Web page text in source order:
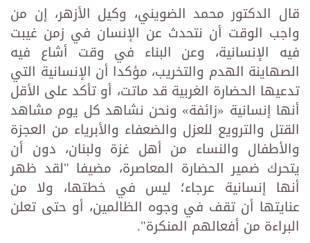
قال الدكتور محمد الضويني، وكيل الأزهر، إن من
واجب الوقت أن نتحدث عن الإنسان في زمن غيبت
فيه الإنسانية، وعن البناء في وقت أشاع فيه
الصهاينة الهدم والتخريب، مؤكدا أن الإنسانية التي
تدعيها الحضارة الغربية قد ماتت، أو تأكد على الأقل
أنها إنسانية «زائفة» ونحن نشاهد كل يوم مشاهد
القتل والترويع للعزل والضعفاء والأبرياء من العجزة
والأطفال والنساء من أهل غزة ولبنان، دون أن
يتحرك ضمير الحضارة المعاصرة، مضيفا "لقد ظهر
أنها إنسانية عرجاء؛ ليس في خطتها، ولا من
عنايتها أن تقف في وجوه الظالمين، أو حتى تعلن
البراءة من أفعالهم المنكرة".